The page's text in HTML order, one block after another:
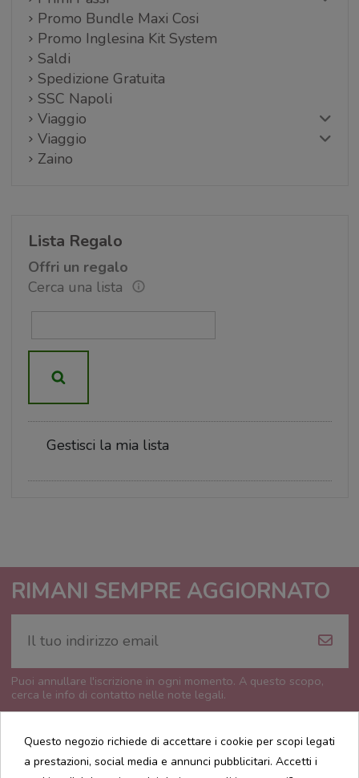
Promo Bundle Maxi Cosi
Promo Inglesina Kit System
Saldi
Spedizione Gratuita
SSC Napoli
Viaggio
Viaggio
Zaino
Lista Regalo
Offri un regalo
Cerca una lista
Gestisci la mia lista
RIMANI SEMPRE AGGIORNATO
Puoi annullare l'iscrizione in ogni momento. A questo scopo,
cerca le info di contatto nelle note legali.
Questo negozio richiede di accettare i cookie per scopi legati
a prestazioni, social media e annunci pubblicitari. Accetti i